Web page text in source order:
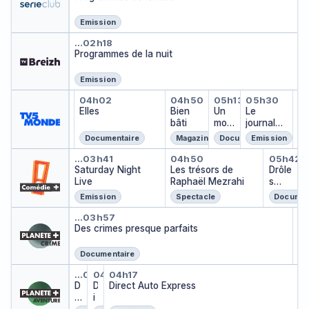
e
Emission
Programmes de la nuit
…02h18
Programmes de la nuit
Emission
Capsules jardins et loisirs
…03h56
Capsules jardins et loisirs
…
Elles
04h02
Elles
Documentaire
Bien bâti
04h50
Bien
bâti
Magazine
Un monde
05h13
Un
mon
de à
part
ess
Documentaire
Le
05h30
Le
journal
Afrique
Emission
Saturday Night Live
…03h41
Saturday Night
Live
Emission
Les trésors de
04h50
Les trésors de
Raphaël Mezrahi
Spectacle
05h42
Drôle
s
d'imi
tateu
Des crimes presque parfaits
…03h57
Des crimes presque parfaits
Documentaire
Direct Auto Express
…03h18
D
ir
Direct Auto Express
04h09
D
i
Direct Auto Express
04h17
Direct Auto Express